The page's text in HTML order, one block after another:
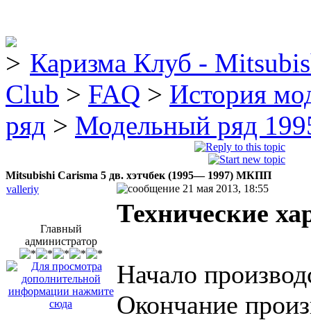
Каризма Клуб -
Club > FAQ > История
ряд > Модельный ряд
Mitsubishi Carisma 5 дв. хэтчбек (1995— 1997) МКПП
valleriy
21 мая 2013, 18:55
Главный
администратор
Технические
Начало
Окончание